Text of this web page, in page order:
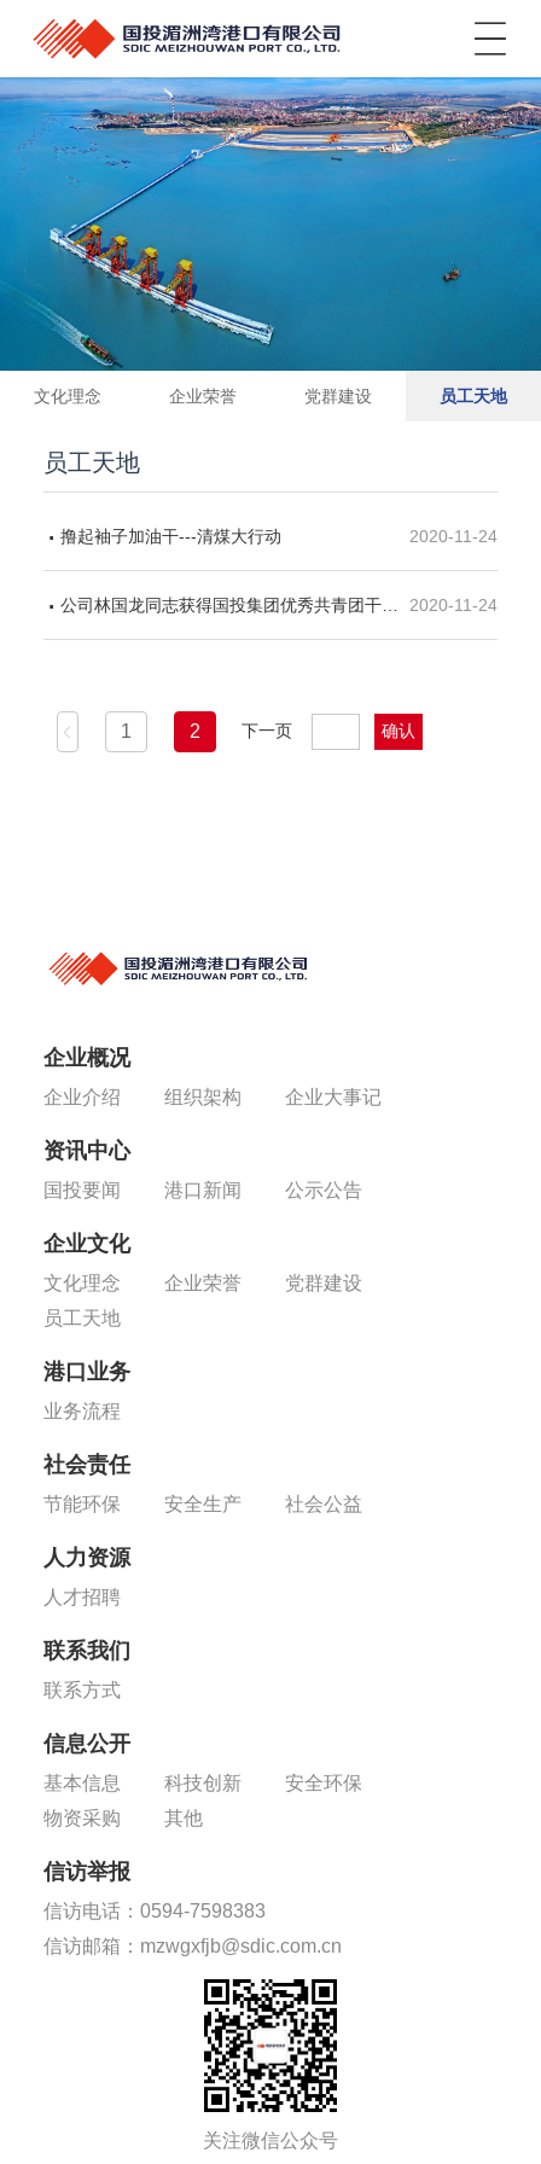
菜单
文化理念 企业荣誉 党群建设 员工天地
员工天地
2020-11-24
撸起袖子加油干---清煤大行动
2020-11-24
公司林国龙同志获得国投集团优秀共青团干部荣誉称号
1 2 下一页
企业概况
企业介绍 组织架构 企业大事记
资讯中心
国投要闻 港口新闻 公示公告
企业文化
文化理念 企业荣誉
党群建设
员工天地
港口业务
业务流程
社会责任
节能环保 安全生产 社会公益
人力资源
人才招聘
联系我们
联系方式
信息公开
基本信息 科技创新
安全环保
物资采购
其他
信访举报
信访电话：0594-7598383
信访邮箱：mzwgxfjb@sdic.com.cn
关注微信公众号